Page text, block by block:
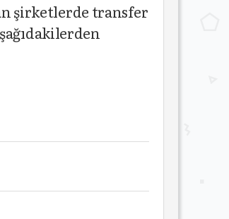
şirketlerde transfer